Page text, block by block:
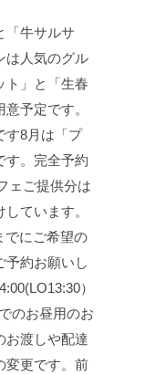
「牛サルサ
は人気のグル
ト」と「生春
予定です。
す8月は「プ
。 完全予約
ェご提供分は
ています。
でにご希望の
予約お願いし
）
のお昼用のお
お渡しや配達
変更です。前